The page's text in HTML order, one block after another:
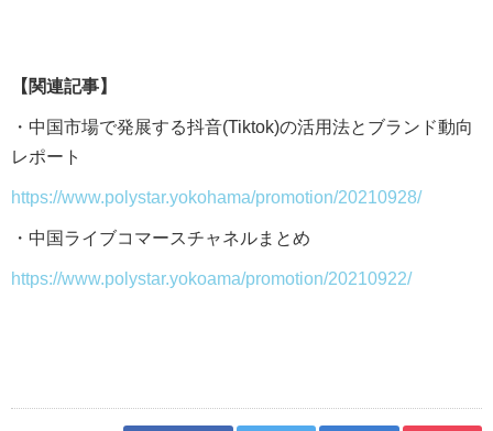
【関連記事】
・中国市場で発展する抖音(Tiktok)の活用法とブランド動向
レポート
https://www.polystar.yokohama/promotion/20210928/
・中国ライブコマースチャネルまとめ
https://www.polystar.yokoama/promotion/20210922/